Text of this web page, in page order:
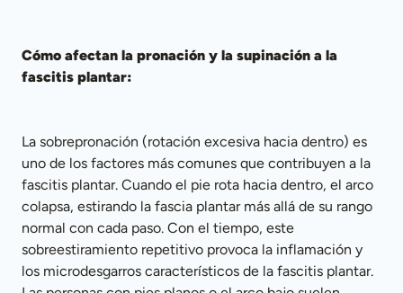
Cómo afectan la pronación y la supinación a la
fascitis plantar:
La sobrepronación (rotación excesiva hacia dentro) es
uno de los factores más comunes que contribuyen a la
fascitis plantar. Cuando el pie rota hacia dentro, el arco
colapsa, estirando la fascia plantar más allá de su rango
normal con cada paso. Con el tiempo, este
sobreestiramiento repetitivo provoca la inflamación y
los microdesgarros característicos de la fascitis plantar.